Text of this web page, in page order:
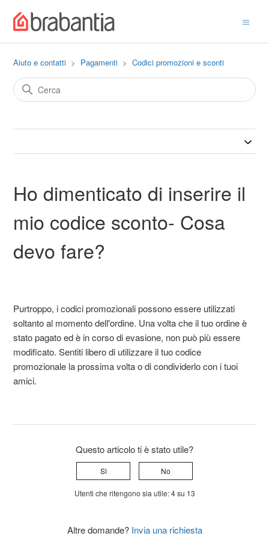
Aiuto e contatti Pagamenti Codici promozioni e sconti
Ho dimenticato di inserire il
mio codice sconto- Cosa
devo fare?
Purtroppo, i codici promozionali possono essere utilizzati
soltanto al momento dell'ordine. Una volta che il tuo ordine è
stato pagato ed è in corso di evasione, non può più essere
modificato. Sentiti libero di utilizzare il tuo codice
promozionale la prossima volta o di condividerlo con i tuoi
amici.
Questo articolo ti è stato utile?
Sì No
Utenti che ritengono sia utile: 4 su 13
Altre domande? Invia una richiesta